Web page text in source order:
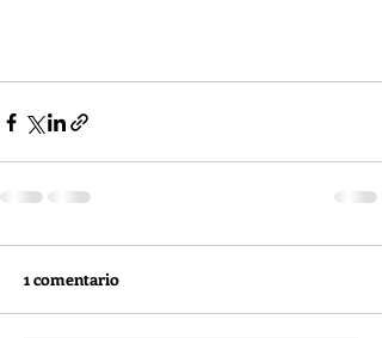
1 comentario